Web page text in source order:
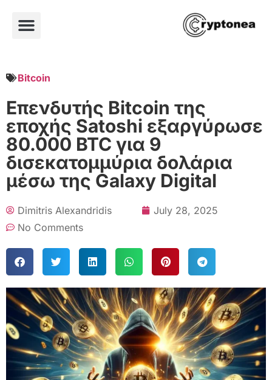
Bitcoin
Επενδυτής Bitcoin της
εποχής Satoshi εξαργύρωσε
80.000 BTC για 9
δισεκατομμύρια δολάρια
μέσω της Galaxy Digital
Dimitris Alexandridis
July 28, 2025
No Comments